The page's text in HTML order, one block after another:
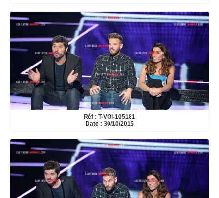
Réf : T-VOI-105181
Date : 30/10/2015